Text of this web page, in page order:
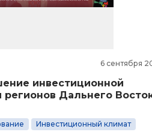
6 сентября
инвестиционной
регионов Дальнего
Инвестиционный климат